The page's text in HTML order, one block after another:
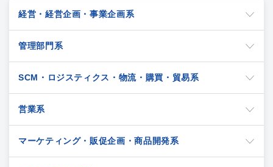
経営・経営企画・事業企画系
管理部門系
SCM・ロジスティクス・物流・購買・貿易系
営業系
マーケティング・販促企画・商品開発系